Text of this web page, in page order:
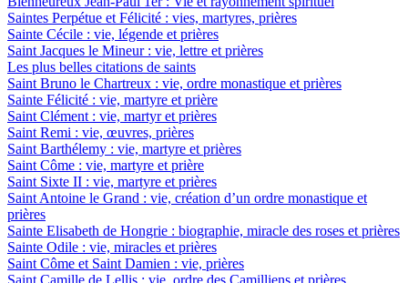
Saintes Perpétue et Félicité : vies, martyres, prières
Sainte Cécile : vie, légende et prières
Saint Jacques le Mineur : vie, lettre et prières
Les plus belles citations de saints
Saint Bruno le Chartreux : vie, ordre monastique et prières
Sainte Félicité : vie, martyre et prière
Saint Clément : vie, martyr et prières
Saint Remi : vie, œuvres, prières
Saint Barthélemy : vie, martyre et prières
Saint Côme : vie, martyre et prière
Saint Sixte II : vie, martyre et prières
Saint Antoine le Grand : vie, création d’un ordre monastique et
prières
Sainte Elisabeth de Hongrie : biographie, miracle des roses et prières
Sainte Odile : vie, miracles et prières
Saint Côme et Saint Damien : vie, prières
Saint Camille de Lellis : vie, ordre des Camilliens et prières